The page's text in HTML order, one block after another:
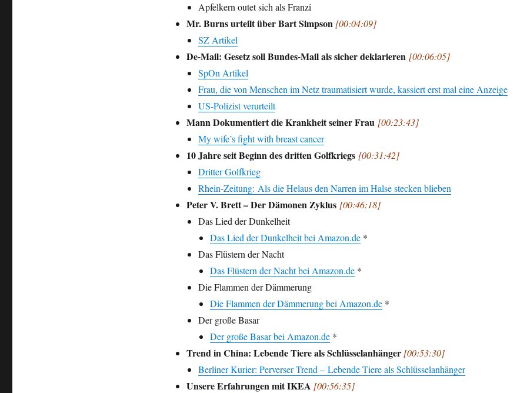
Apfelkern outet sich als Franzi
Mr. Burns urteilt über Bart Simpson [00:04:09]
SZ Artikel
De-Mail: Gesetz soll Bundes-Mail als sicher deklarieren [00:06:05]
SpOn Artikel
Frau, die von Menschen im Netz traumatisiert wurde, kassiert erst mal eine Anzeige
US-Polizist verurteilt
Mann Dokumentiert die Krankheit seiner Frau [00:23:43]
My wife’s fight with breast cancer
10 Jahre seit Beginn des dritten Golfkriegs [00:31:42]
Dritter Golfkrieg
Rhein-Zeitung: Als die Helaus den Narren im Halse stecken blieben
Peter V. Brett – Der Dämonen Zyklus [00:46:18]
Das Lied der Dunkelheit
Das Lied der Dunkelheit bei Amazon.de*
Das Flüstern der Nacht
Das Flüstern der Nacht bei Amazon.de*
Die Flammen der Dämmerung
Die Flammen der Dämmerung bei Amazon.de*
Der große Basar
Der große Basar bei Amazon.de*
Trend in China: Lebende Tiere als Schlüsselanhänger [00:53:30]
Berliner Kurier: Perverser Trend – Lebende Tiere als Schlüsselanhänger
Unsere Erfahrungen mit IKEA [00:56:35]